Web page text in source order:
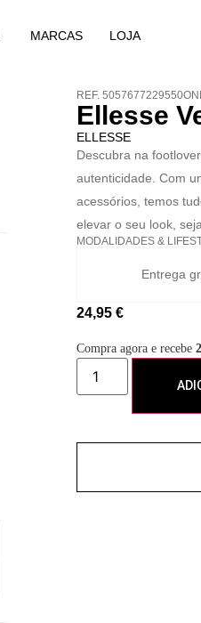
MARCAS LOJA
REF.
Ellesse
ELLESSE
Descubra na
autenticidade. Com
acessórios, temos
elevar o seu look,
MODALIDADES &
Entrega
24,95€
Compra agora e recebe